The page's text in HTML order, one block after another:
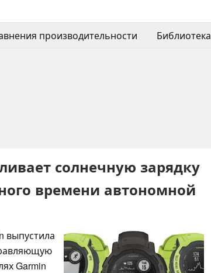
производительности Библиотека
солнечную зарядку
времени автономной
выпустила
Garmin